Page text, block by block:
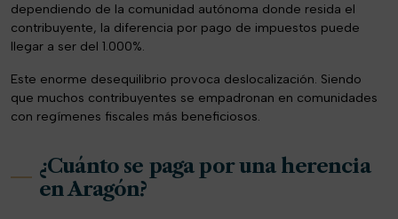
dependiendo de la comunidad autónoma donde resida el
contribuyente, la diferencia por pago de impuestos puede
llegar a ser del 1.000%.
Este enorme desequilibrio provoca deslocalización. Siendo
que muchos contribuyentes se empadronan en comunidades
con regímenes fiscales más beneficiosos.
¿Cuánto se paga por una herencia
en Aragón?